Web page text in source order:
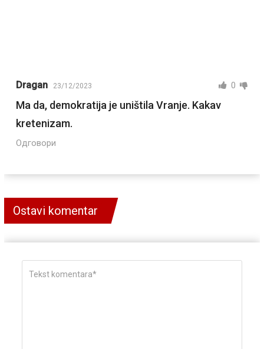
Dragan 23/12/2023 0
Ma da, demokratija je uništila Vranje. Kakav
kretenizam.
Одговори
Ostavi komentar